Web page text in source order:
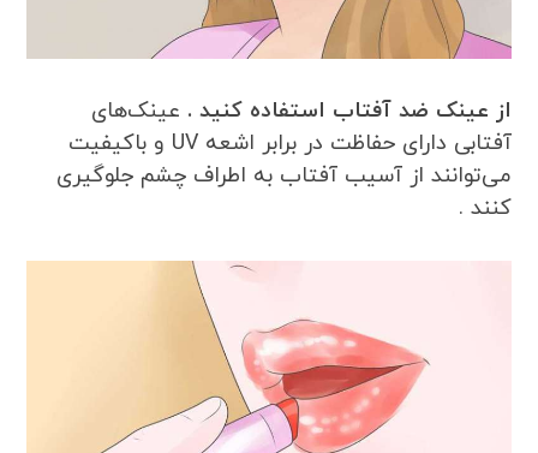
از عینک ضد آفتاب استفاده کنید . عینک‌های
آفتابی دارای حفاظت در برابر اشعه UV و باکیفیت
می‌توانند از آسیب آفتاب به اطراف چشم جلوگیری
کنند .